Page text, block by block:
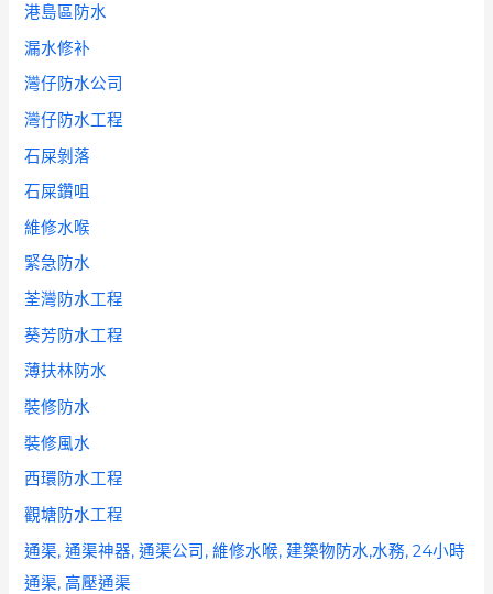
港島區防水
漏水修补
灣仔防水公司
灣仔防水工程
石屎剝落
石屎鑽咀
維修水喉
緊急防水
荃灣防水工程
葵芳防水工程
薄扶林防水
裝修防水
裝修風水
西環防水工程
觀塘防水工程
通渠, 通渠神器, 通渠公司, 維修水喉, 建築物防水,水務, 24小時
通渠, 高壓通渠